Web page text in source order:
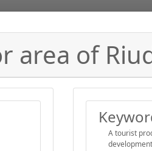
area of
A tourist